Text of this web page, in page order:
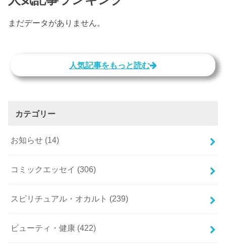
まだデータがありません。
人気記事をもっと読む
カテゴリー
お知らせ (14)
コミックエッセイ (306)
スピリチュアル・オカルト (239)
ビューティ・健康 (422)